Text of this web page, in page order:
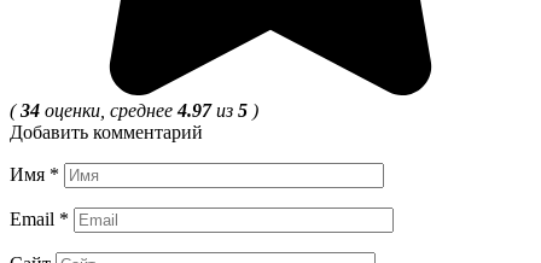
(34 оценки, среднее4.97из 5 )
Добавить комментарий
Имя *
Email *